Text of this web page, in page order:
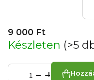
9 000 Ft
Készleten (>5